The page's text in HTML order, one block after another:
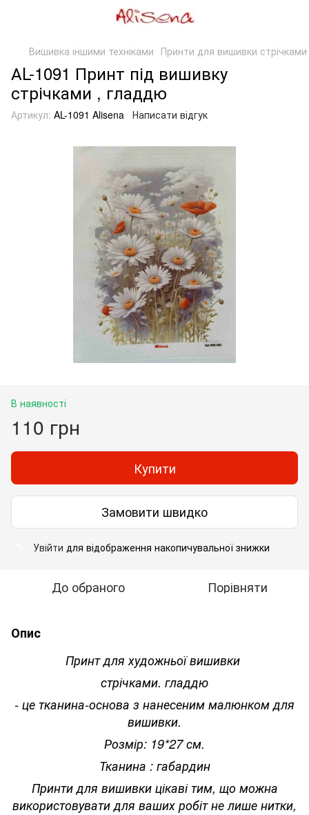
Вишивка іншими техніками Принти для вишивки
АL-1091 Принт під вишивку
стрічками , гладдю
Артикул: AL-1091 Alisena Написати відгук
В наявності
110 грн
Купити
Замовити швидко
Увійти для відображення накопичувальної знижки
До обраного Порівняти
Опис
Принт для художньої вишивки
стрічками. гладдю
- це тканина-основа з нанесеним малюнком для
вишивки.
Розмір: 19*27 см.
Тканина : габардин
Принти для вишивки цікаві тим, що можна
використовувати для ваших робіт не лише нитки,